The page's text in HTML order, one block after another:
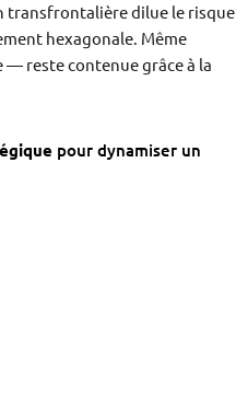
transfrontalière dilue le risque
hexagonale. Même
— reste contenue grâce à la
pour dynamiser un